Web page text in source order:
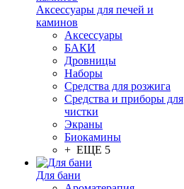
Аксессуары для печей и
каминов
Аксессуары
БАКИ
Дровницы
Наборы
Средства для розжига
Средства и приборы для
чистки
Экраны
Биокамины
+ ЕЩЕ 5
Для бани